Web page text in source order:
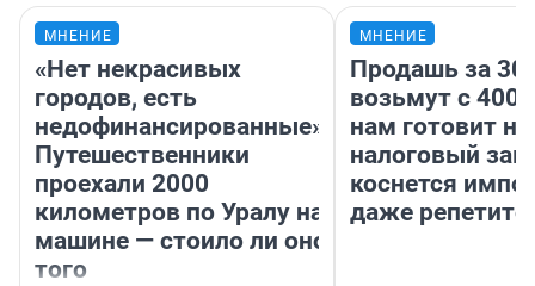
МНЕНИЕ
«Нет некрасивых
городов, есть
недофинансированные».
Путешественники
проехали 2000
километров по Уралу на
машине — стоило ли оно
того
МНЕНИЕ
Продашь за
возьмут с
нам готовит
налоговый
коснется
даже